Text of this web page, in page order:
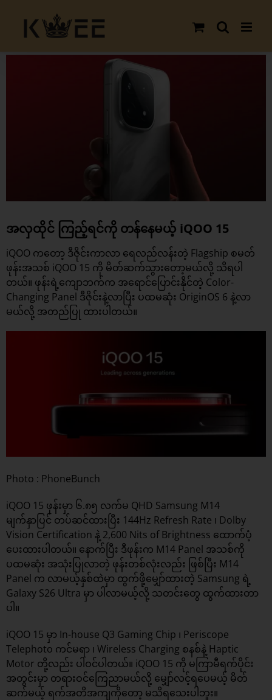
content
အလှထိုင် ကြည့်ရင်ကို တန်နေမယ့် iQOO 15
iQOO ကတော့ ဒီဇိုင်းကာလာ ရေလည်လန်းတဲ့ Flagship စမတ်
ဖုန်းအသစ် iQOO 15 ကို မိတ်ဆက်သွားတော့မယ်လို့ သိရပါ
တယ်။ ဖုန်းရဲ့ကျောဘက်က အရောင်ပြောင်းနိုင်တဲ့ Color-
Changing Panel ဒီဇိုင်းနဲ့လာပြီး ပထမဆုံး OriginOS 6 နဲ့လာ
မယ်လို့ အတည်ပြု ထားပါတယ်။
Photo : PhoneBunch
iQOO 15 ဖုန်းမှာ ၆.၈၅ လက်မ QHD Samsung M14
မျက်နှာပြင် တပ်ဆင်ထားပြီး 144Hz Refresh Rate ၊ Dolby
Vision Certification နဲ့ 2,600 Nits of Brightness ထောက်ပံ့
ပေးထားပါတယ်။ နောက်ပြီး ဒီဖုန်းက M14 Panel အသစ်ကို
ပထမဆုံး အသုံးပြုလာတဲ့ ဖုန်းတစ်လုံးလည်း ဖြစ်ပြီး M14
Panel က လာမယ့်နှစ်ထဲမှာ ထွက်ဖို့မျှော်ထားတဲ့ Samsung ရဲ့
Galaxy S26 Ultra မှာ ပါလာမယ့်လို့ သတင်းတွေ ထွက်ထားတာ
ပါ။
iQOO 15 မှာ In-house Q3 Gaming Chip ၊ Periscope
Telephoto ကင်မရာ ၊ Wireless Charging စနစ်နဲ့ Haptic
Motor တို့လည်း ပါဝင်ပါတယ်။ iQOO 15 ကို မကြာမီရက်ပိုင်း
အတွင်းမှာ တရားဝင်ကြေညာမယ်လို့ မျှော်လင့်ရပေမယ့် မိတ်
ဆက်မယ့် ရက်အတိအကျကိုတော့ မသိရသေးပါဘူး။